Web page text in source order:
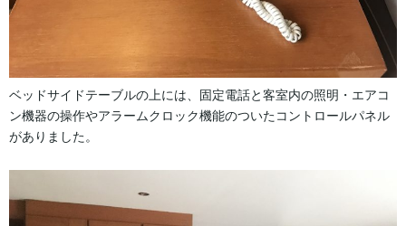
ベッドサイドテーブルの上には、固定電話と客室内の照明・エアコ
ン機器の操作やアラームクロック機能のついたコントロールパネル
がありました。